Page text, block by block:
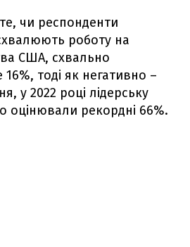
чи респонденти
роботу на
США, схвально
тоді як негативно –
у 2022 році лідерську
оцінювали рекордні 66%.